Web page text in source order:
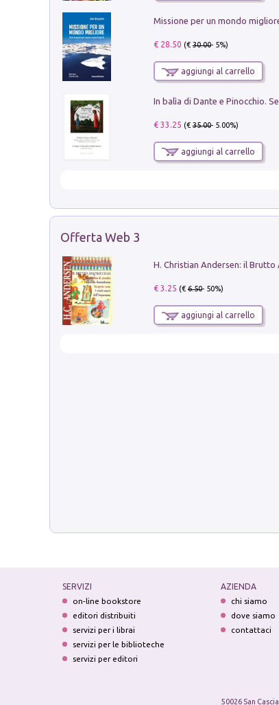
€ 28.50 (€30.00- 5%)
aggiungi al carrello
€ 33.25 (€35.00- 5.00%)
aggiungi al carrello
Offerta Web 3
€ 3.25 (€6.50- 50%)
aggiungi al carrello
SERVIZI
on-line bookstore
editori distribuiti
servizi per i librai
servizi per le biblioteche
servizi per editori
AZIENDA
chi siamo
dove siamo
contattaci
50026 San